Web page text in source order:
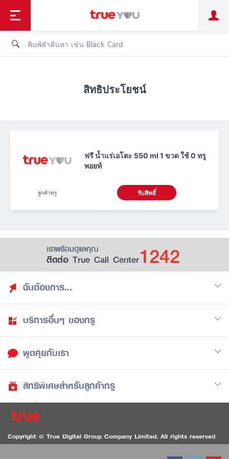
ลูกค้าบุคคล ลูกค้าองค์กร
ช้อป
เทรนด์เทคโนโลยี
สิทธิประโยชน์
ฟรี น้ำแร่เอโตะ 550 ml 1 ขวด ใช้ 0 ทรู
พอยท์
ลูกค้าทรู รับสิทธิ์
เราพร้อมดูแลคุณ
ติดต่อ True Call Center1242
ฉันต้องการ...
ค้นหาสิทธิประโยชน์
รวมของฟรี
ดูสิทธิประโยชน์ที่เก็บไว้
เป็นพันธมิตรร้านค้ากับทรูยู (True Smart Merchant)
ดาวน์โหลดแอปทรูยูiOS / Android
บริการอื่นๆ ของทรู
มือถือ
อินเตอร์เน็ต
พูดคุยกับเรา
Call Center
1236 ลูกค้าทรูแบล็ค
ติดต่อเรา
สิทธิพิเศษสำหรับลูกค้าทรู
ทรูการ์ด
ทรูพอยท์
Copyright © True Digital Group Company Limited. All rights reserved